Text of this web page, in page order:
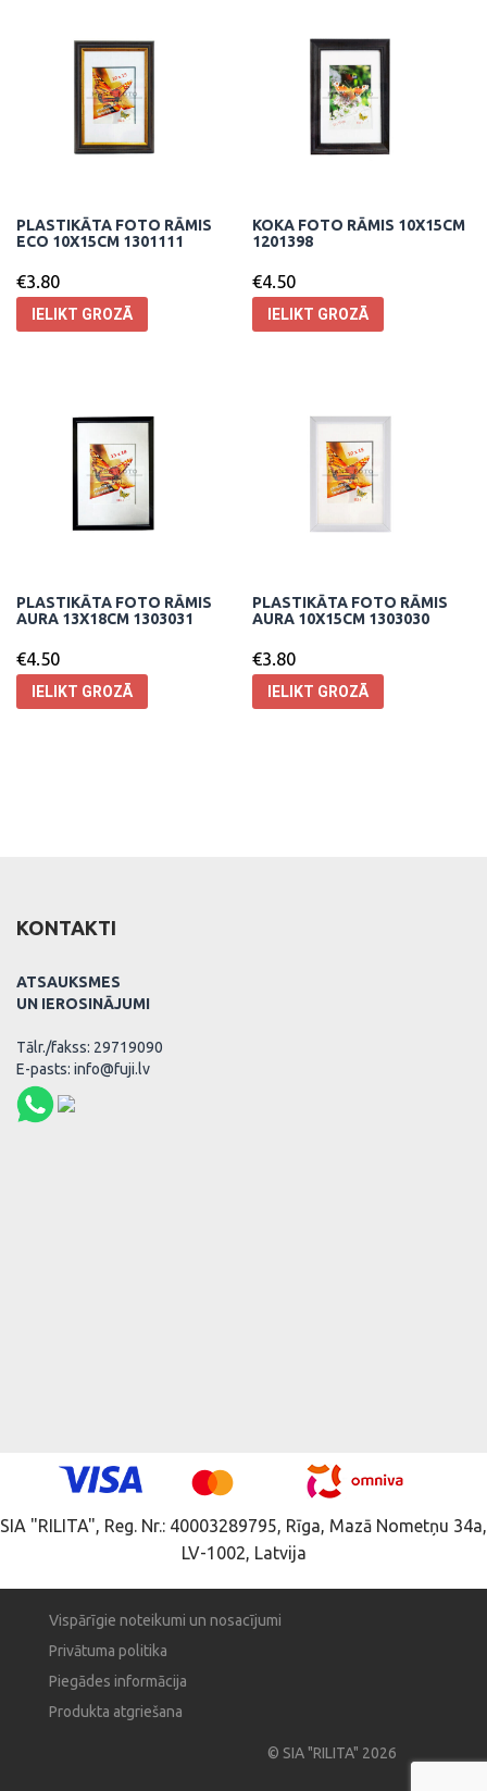
PLASTIKĀTA FOTO RĀMIS
ECO 10X15CM 1301111
€3.80
IELIKT GROZĀ
KOKA FOTO RĀMIS 10X15CM
1201398
€4.50
IELIKT GROZĀ
PLASTIKĀTA FOTO RĀMIS
AURA 13X18CM 1303031
€4.50
IELIKT GROZĀ
PLASTIKĀTA FOTO RĀMIS
AURA 10X15CM 1303030
€3.80
IELIKT GROZĀ
KONTAKTI
ATSAUKSMES
UN IEROSINĀJUMI
Tālr./fakss: 29719090
E-pasts: info@fuji.lv
SIA "RILITA", Reg. Nr.: 40003289795, Rīga, Mazā Nometņu 34a,
LV-1002, Latvija
Vispārīgie noteikumi un nosacījumi
Privātuma politika
Piegādes informācija
Produkta atgriešana
© SIA "RILITA" 2026